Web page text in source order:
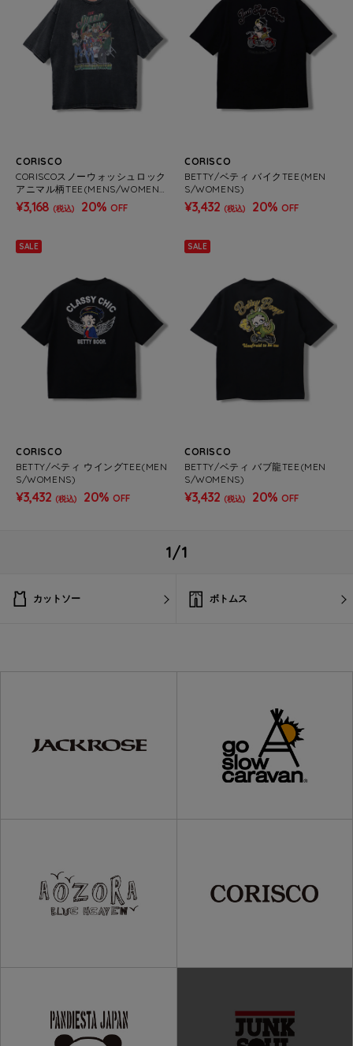
CORISCO
CORISCOスノーウォッシュロック
アニマル柄TEE(MENS/WOMEN
S)
¥3,168 (税込) 20% OFF
CORISCO
BETTY/ベティ バイクTEE(MEN
S/WOMENS)
¥3,432 (税込) 20% OFF
SALE
CORISCO
BETTY/ベティ ウイングTEE(MEN
S/WOMENS)
¥3,432 (税込) 20% OFF
SALE
CORISCO
BETTY/ベティ バブ龍TEE(MEN
S/WOMENS)
¥3,432 (税込) 20% OFF
1/1
カットソー ボトムス